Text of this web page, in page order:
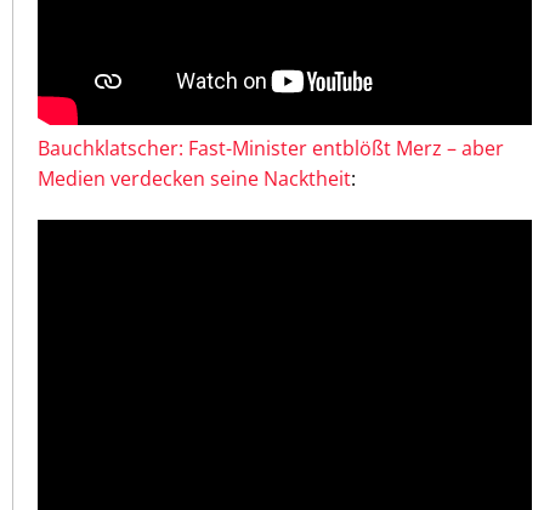
Bauchklatscher: Fast-Minister entblößt Merz – aber
Medien verdecken seine Nacktheit: